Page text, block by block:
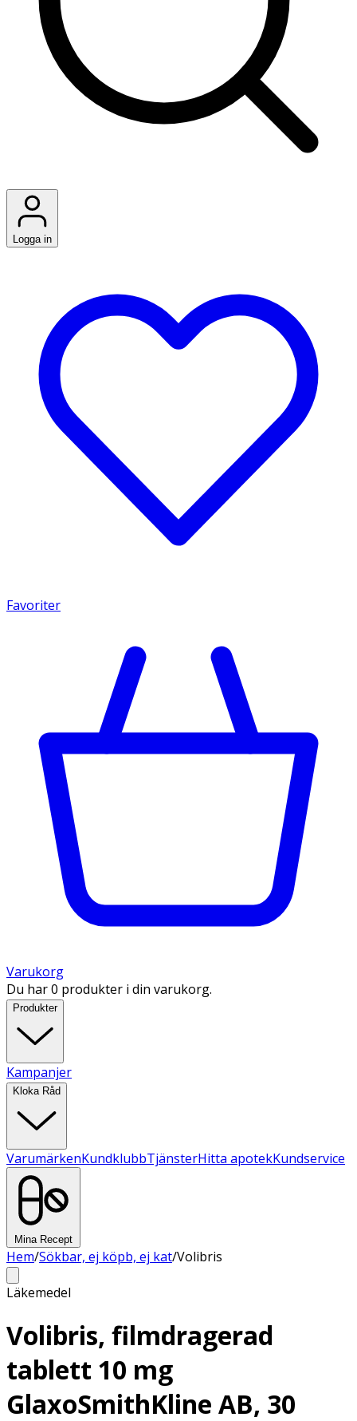
Logga in
Favoriter
Varukorg
Du har 0 produkter i din varukorg.
Produkter
Kampanjer
Kloka Råd
VarumärkenKundklubbTjänsterHitta apotekKundservice
Mina Recept
Hem/Sökbar, ej köpb, ej kat/Volibris
Läkemedel
Volibris, filmdragerad
tablett 10 mg
GlaxoSmithKline AB, 30